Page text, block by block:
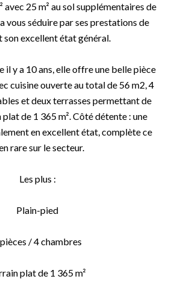
avec 25 m² au sol supplémentaires de
vous séduire par ses prestations de
son excellent état général.
il y a 10 ans, elle offre une belle pièce
cuisine ouverte au total de 56 m2, 4
et deux terrasses permettant de
de 1 365 m². Côté détente : une
en excellent état, complète ce
rare sur le secteur.
Les plus :
Plain-pied
/ 4 chambres
plat de 1 365 m²